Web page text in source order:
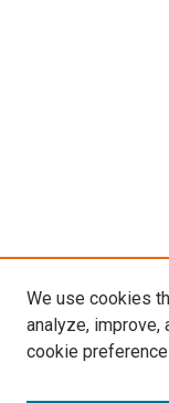
We use cookies
analyze, improve,
cookie